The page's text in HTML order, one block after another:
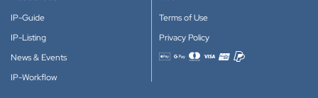
IP-Guide
IP-Listing
News & Events
IP-Workflow
Terms of Use
Privacy Policy
Accepted payment methods